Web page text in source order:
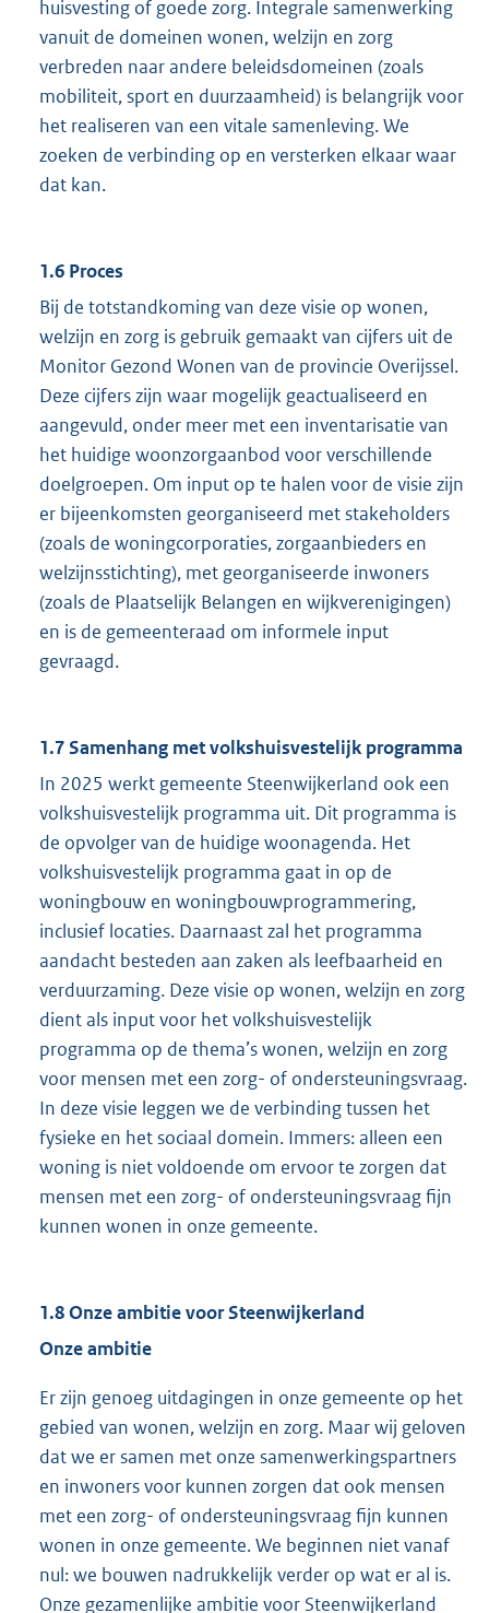
huisvesting of goede zorg. Integrale samenwerking
vanuit de domeinen wonen, welzijn en zorg
verbreden naar andere beleidsdomeinen (zoals
mobiliteit, sport en duurzaamheid) is belangrijk voor
het realiseren van een vitale samenleving. We
zoeken de verbinding op en versterken elkaar waar
dat kan.
1.6 Proces
Bij de totstandkoming van deze visie op wonen,
welzijn en zorg is gebruik gemaakt van cijfers uit de
Monitor Gezond Wonen van de provincie Overijssel.
Deze cijfers zijn waar mogelijk geactualiseerd en
aangevuld, onder meer met een inventarisatie van
het huidige woonzorgaanbod voor verschillende
doelgroepen. Om input op te halen voor de visie zijn
er bijeenkomsten georganiseerd met stakeholders
(zoals de woningcorporaties, zorgaanbieders en
welzijnsstichting), met georganiseerde inwoners
(zoals de Plaatselijk Belangen en wijkverenigingen)
en is de gemeenteraad om informele input
gevraagd.
1.7 Samenhang met volkshuisvestelijk programma
In 2025 werkt gemeente Steenwijkerland ook een
volkshuisvestelijk programma uit. Dit programma is
de opvolger van de huidige woonagenda. Het
volkshuisvestelijk programma gaat in op de
woningbouw en woningbouwprogrammering,
inclusief locaties. Daarnaast zal het programma
aandacht besteden aan zaken als leefbaarheid en
verduurzaming. Deze visie op wonen, welzijn en zorg
dient als input voor het volkshuisvestelijk
programma op de thema’s wonen, welzijn en zorg
voor mensen met een zorg- of ondersteuningsvraag.
In deze visie leggen we de verbinding tussen het
fysieke en het sociaal domein. Immers: alleen een
woning is niet voldoende om ervoor te zorgen dat
mensen met een zorg- of ondersteuningsvraag fijn
kunnen wonen in onze gemeente.
1.8 Onze ambitie voor Steenwijkerland
Onze ambitie
Er zijn genoeg uitdagingen in onze gemeente op het
gebied van wonen, welzijn en zorg. Maar wij geloven
dat we er samen met onze samenwerkingspartners
en inwoners voor kunnen zorgen dat ook mensen
met een zorg- of ondersteuningsvraag fijn kunnen
wonen in onze gemeente. We beginnen niet vanaf
nul: we bouwen nadrukkelijk verder op wat er al is.
Onze gezamenlijke ambitie voor Steenwijkerland